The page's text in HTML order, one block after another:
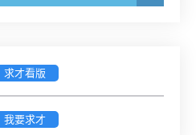
(8/14前線上表單登記)
求才看版
我要求才